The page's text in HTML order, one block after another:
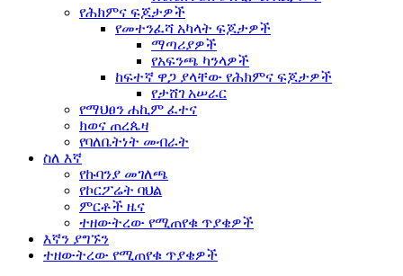
የሕክምና ፍጆታዎች
የመተንፈሻ አካላት ፍጆታዎች
ማጣሪያዎች
የአፍንጫ ካንላዎች
ከፍተኛ ዋጋ ያላቸው የሕክምና ፍጆታዎች
የታሸገ አሠራር
የማህፀን ሐኪም ፈተና
ክወና ጠረጴዛ
የባለቤትነት መብራት
ስለ እኛ
የኩባንያ መገለጫ
የኮርፖሬት ባህል
ምርቶች ዜና
ተዘውትረው የሚጠየቁ ጥያቄዎች
እኛን ያግኙን
ተዘውትረው የሚጠየቁ ጥያቄዎች